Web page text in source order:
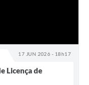
17 JUN 2026 - 18h17
Licença de